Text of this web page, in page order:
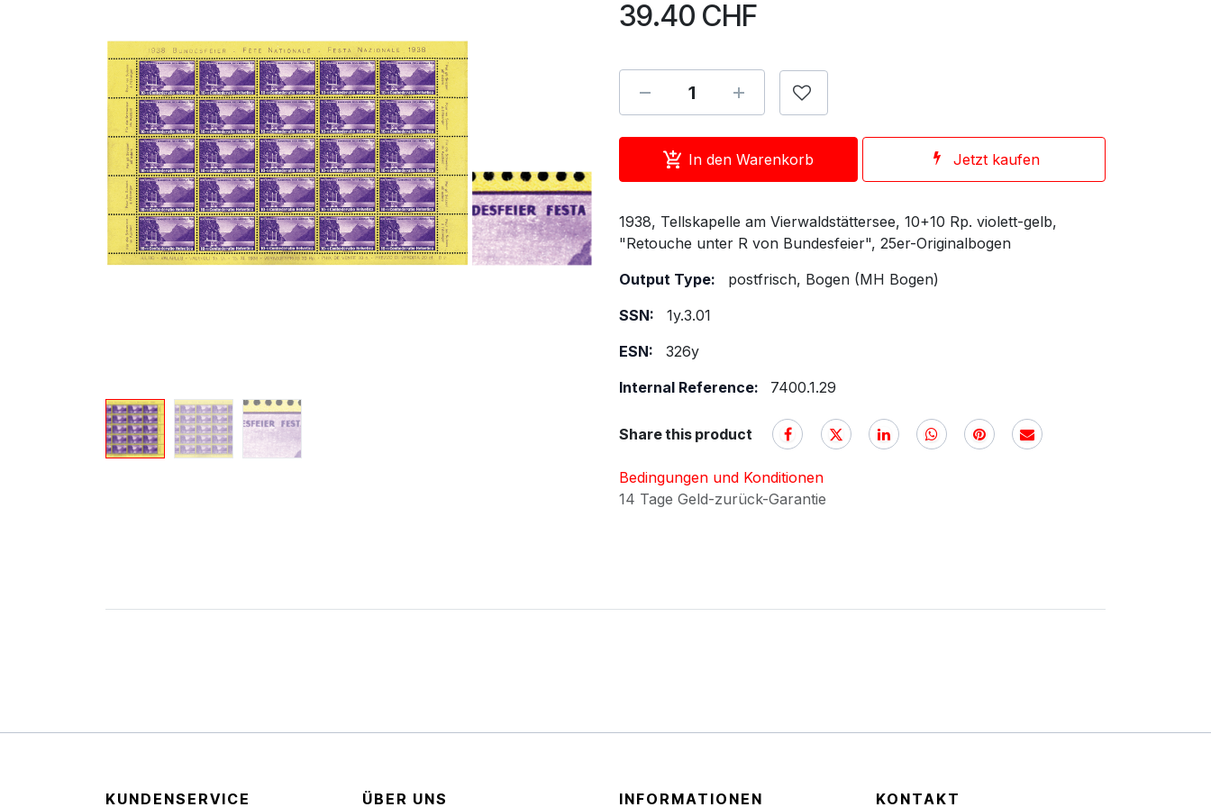
39.40 CHF
In den Warenkorb Jetzt kaufen
1938, Tellskapelle am Vierwaldstättersee, 10+10 Rp. violett-gelb,
"Retouche unter R von Bundesfeier", 25er-Originalbogen
Output Type:
postfrisch, Bogen (MH Bogen)
SSN:
1y.3.01
ESN:
326y
Internal Reference:
7400.1.29
Share this product
Bedingungen und Konditionen
14 Tage Geld-zurück-Garantie
KUNDENSERVICE ÜBER UNS INFORMATIONEN KONTAKT